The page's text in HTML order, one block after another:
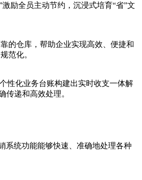
励全员主动节约，沉浸式培育“省”文
的仓库，帮助企业实现高效、便捷和
范化。
性化业务台账构建出实时收支一体解
传递和高效处理。
系统功能能够快速、准确地处理各种